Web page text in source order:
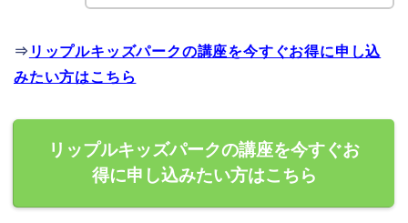
⇒ リップルキッズパークの講座を今すぐお得に申し込
みたい方はこちら
リップルキッズパークの講座を今すぐお
得に申し込みたい方はこちら